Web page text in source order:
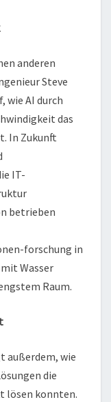
anderen
Steve
wie AI durch
das
In Zukunft
IT-
betrieben
forschung in
Wasser
Raum.
außerdem, wie
die
lösen konnten.